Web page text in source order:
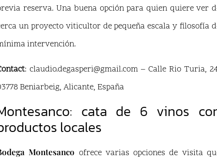
reserva. Una buena opción para quien quiere ver
un proyecto viticultor de pequeña escala y filosofía
intervención.
: claudio.degasperi@gmail.com – Calle Rio Turia,
Beniarbeig, Alicante, España
cata de 6 vinos
locales
Montesanco ofrece varias opciones de visita